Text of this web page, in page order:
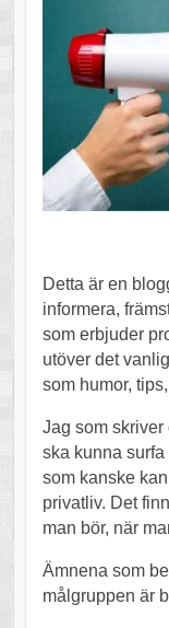
Detta är en
informera,
som erbjuder
utöver det
som humor,
Jag som
ska kunna surfa
som kanske
privatliv. Det
man bör, när
Ämnena som
målgruppen är